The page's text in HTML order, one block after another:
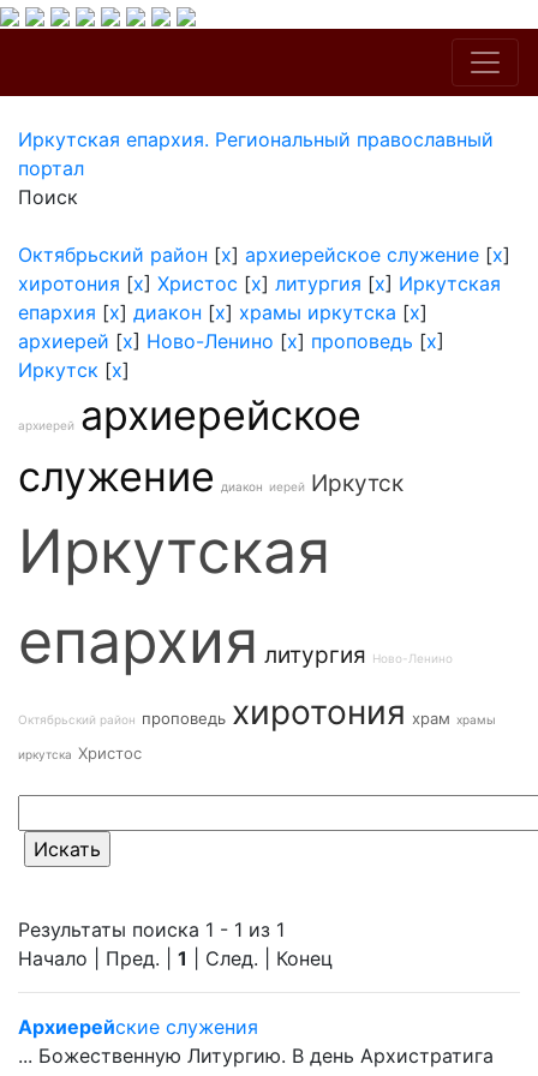
Иркутская епархия. Региональный православный
портал
Поиск
Октябрьский район [x] архиерейское служение [x]
хиротония [x] Христос [x] литургия [x] Иркутская
епархия [x] диакон [x] храмы иркутска [x]
архиерей [x] Ново-Ленино [x] проповедь [x]
Иркутск [x]
архиерей архиерейское
служение
диакон иерей Иркутск
Иркутская
епархия литургия Ново-Ленино
Октябрьский район проповедь хиротония храм храмы
иркутска Христос
Результаты поиска 1 - 1 из 1
Начало | Пред. | 1 | След. | Конец
Архиерейские служения
... Божественную Литургию. В день Архистратига